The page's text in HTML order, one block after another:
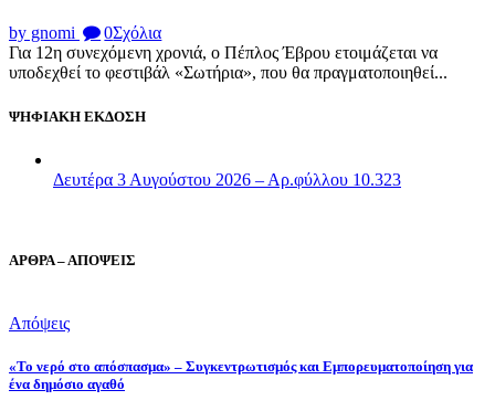
by gnomi 0Σχόλια
Για 12η συνεχόμενη χρονιά, ο Πέπλος Έβρου ετοιμάζεται να
υποδεχθεί το φεστιβάλ «Σωτήρια», που θα πραγματοποιηθεί...
ΨΗΦΙΑΚΗ ΕΚΔΟΣΗ
Δευτέρα 3 Αυγούστου 2026 – Αρ.φύλλου 10.323
ΑΡΘΡΑ – ΑΠΟΨΕΙΣ
Απόψεις
«Το νερό στο απόσπασμα» – Συγκεντρωτισμός και Εμπορευματοποίηση για
ένα δημόσιο αγαθό